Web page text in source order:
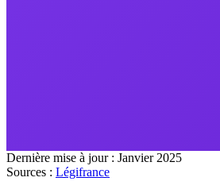
Dernière mise à jour : Janvier 2025
Sources : Légifrance